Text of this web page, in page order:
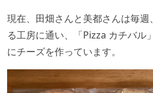
現在、田畑さんと美都さんは毎
る工房に通い、「Pizza カチバル
にチーズを作っています。